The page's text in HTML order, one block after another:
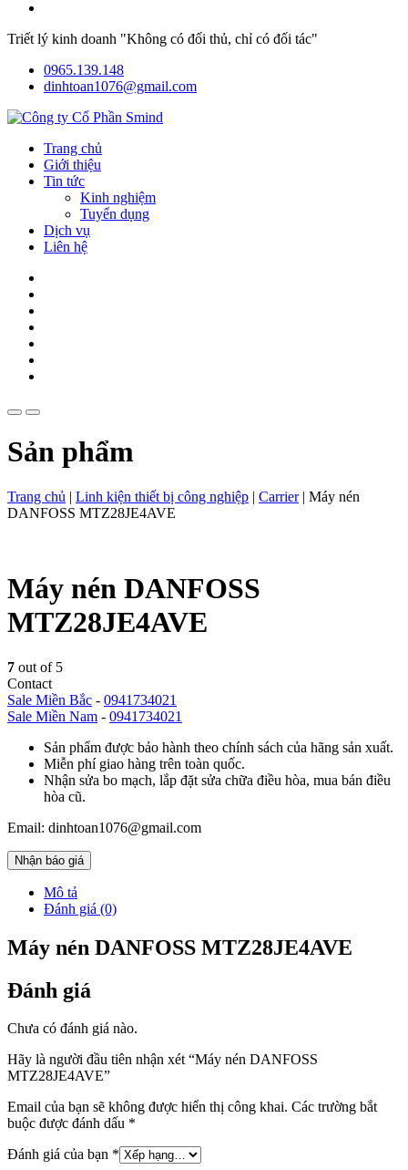
Triết lý kinh doanh "Không có đối thủ, chỉ có đối tác"
0965.139.148
dinhtoan1076@gmail.com
Trang chủ
Giới thiệu
Tin tức
Kinh nghiệm
Tuyển dụng
Dịch vụ
Liên hệ
Sản phẩm
Trang chủ | Linh kiện thiết bị công nghiệp | Carrier| Máy nén
DANFOSS MTZ28JE4AVE
Máy nén DANFOSS
MTZ28JE4AVE
7 out of 5
Contact
Sale Miền Bắc - 0941734021
Sale Miền Nam - 0941734021
Sản phẩm được bảo hành theo chính sách của hãng sản xuất.
Miễn phí giao hàng trên toàn quốc.
Nhận sửa bo mạch, lắp đặt sửa chữa điều hòa, mua bán điều
hòa cũ.
Email: dinhtoan1076@gmail.com
Nhận báo giá
Mô tả
Đánh giá (0)
Máy nén DANFOSS MTZ28JE4AVE
Đánh giá
Chưa có đánh giá nào.
Hãy là người đầu tiên nhận xét “Máy nén DANFOSS
MTZ28JE4AVE”
Email của bạn sẽ không được hiển thị công khai. Các trường bắt
buộc được đánh dấu *
Đánh giá của bạn *